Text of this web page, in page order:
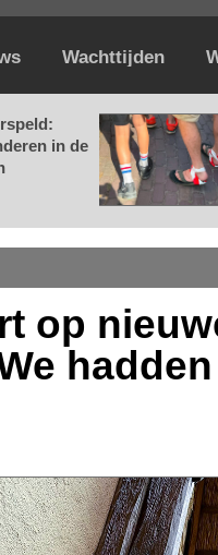
Wachttijden
in de
op